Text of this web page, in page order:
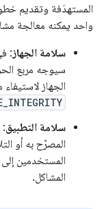
المستهدَفة وتقديم
واحد يمكنه معالجة
سلامة الجهاز:
سيوجه مربع
الجهاز
سلامة التطبيق:
المصرّح به أو
المشاكل.